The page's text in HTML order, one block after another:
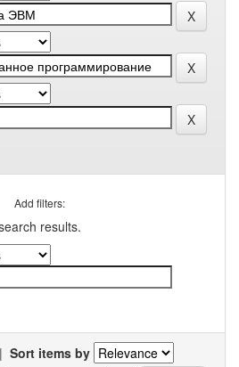
Add filters:
results.
| Sort items by